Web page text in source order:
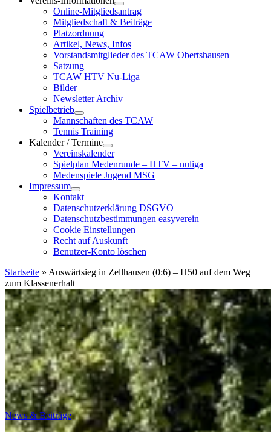
Online-Mitgliedsantrag
Mitgliedschaft & Beiträge
Platzordnung
Artikel, News, Infos
Vorstandsmitglieder des TCAW Obertshausen
Satzung
TCAW HTV Nu-Liga
Bilder
Newsletter Archiv
Spielbetrieb
Mannschaften des TCAW
Tennis Training
Kalender / Termine
Vereinskalender
Spielplan Medenrunde – HTV – nuliga
Medenspiele Jugend MSG
Impressum
Kontakt
Datenschutzerklärung DSGVO
Datenschutzbestimmungen easyverein
Cookie Einstellungen
Recht auf Auskunft
Benutzer-Konto löschen
Startseite » Auswärtsieg in Zellhausen (0:6) – H50 auf dem Weg
zum Klassenerhalt
News & Beiträge